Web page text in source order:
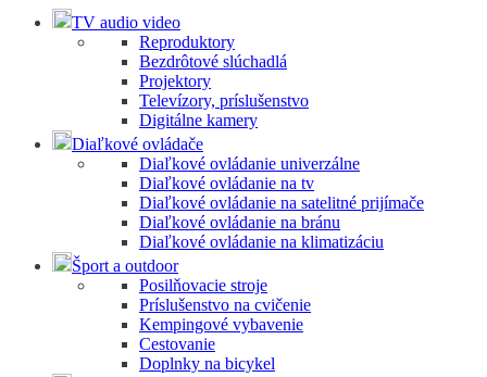
TV audio video
Reproduktory
Bezdrôtové slúchadlá
Projektory
Televízory, príslušenstvo
Digitálne kamery
Diaľkové ovládače
Diaľkové ovládanie univerzálne
Diaľkové ovládanie na tv
Diaľkové ovládanie na satelitné prijímače
Diaľkové ovládanie na bránu
Diaľkové ovládanie na klimatizáciu
Šport a outdoor
Posilňovacie stroje
Príslušenstvo na cvičenie
Kempingové vybavenie
Cestovanie
Doplnky na bicykel